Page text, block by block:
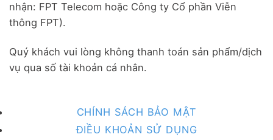
nhận: FPT Telecom hoặc Công ty Cổ phần Viễn
thông FPT).
Quý khách vui lòng không thanh toán sản phẩm/dịch
vụ qua số tài khoản cá nhân.
CHÍNH SÁCH BẢO MẬT
ĐIỀU KHOẢN SỬ DỤNG